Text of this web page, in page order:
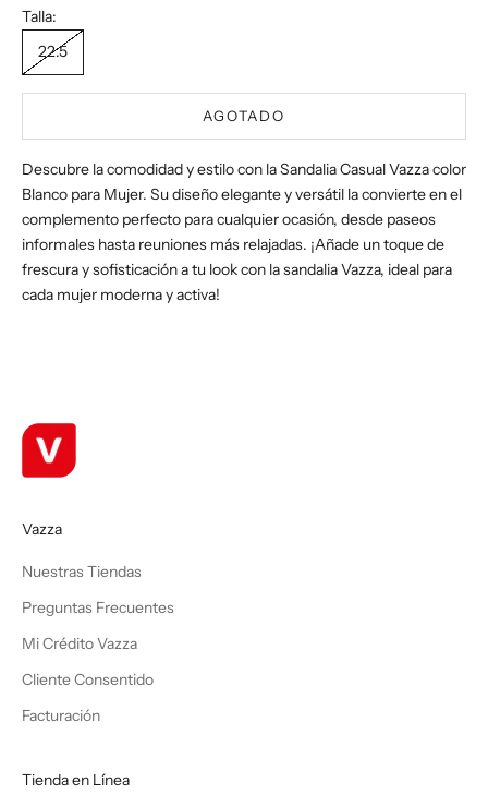
Talla:
22.5
AGOTADO
Descubre la comodidad y estilo con la Sandalia Casual Vazza color
Blanco para Mujer. Su diseño elegante y versátil la convierte en el
complemento perfecto para cualquier ocasión, desde paseos
informales hasta reuniones más relajadas. ¡Añade un toque de
frescura y sofisticación a tu look con la sandalia Vazza, ideal para
cada mujer moderna y activa!
Vazza
Nuestras Tiendas
Preguntas Frecuentes
Mi Crédito Vazza
Cliente Consentido
Facturación
Tienda en Línea